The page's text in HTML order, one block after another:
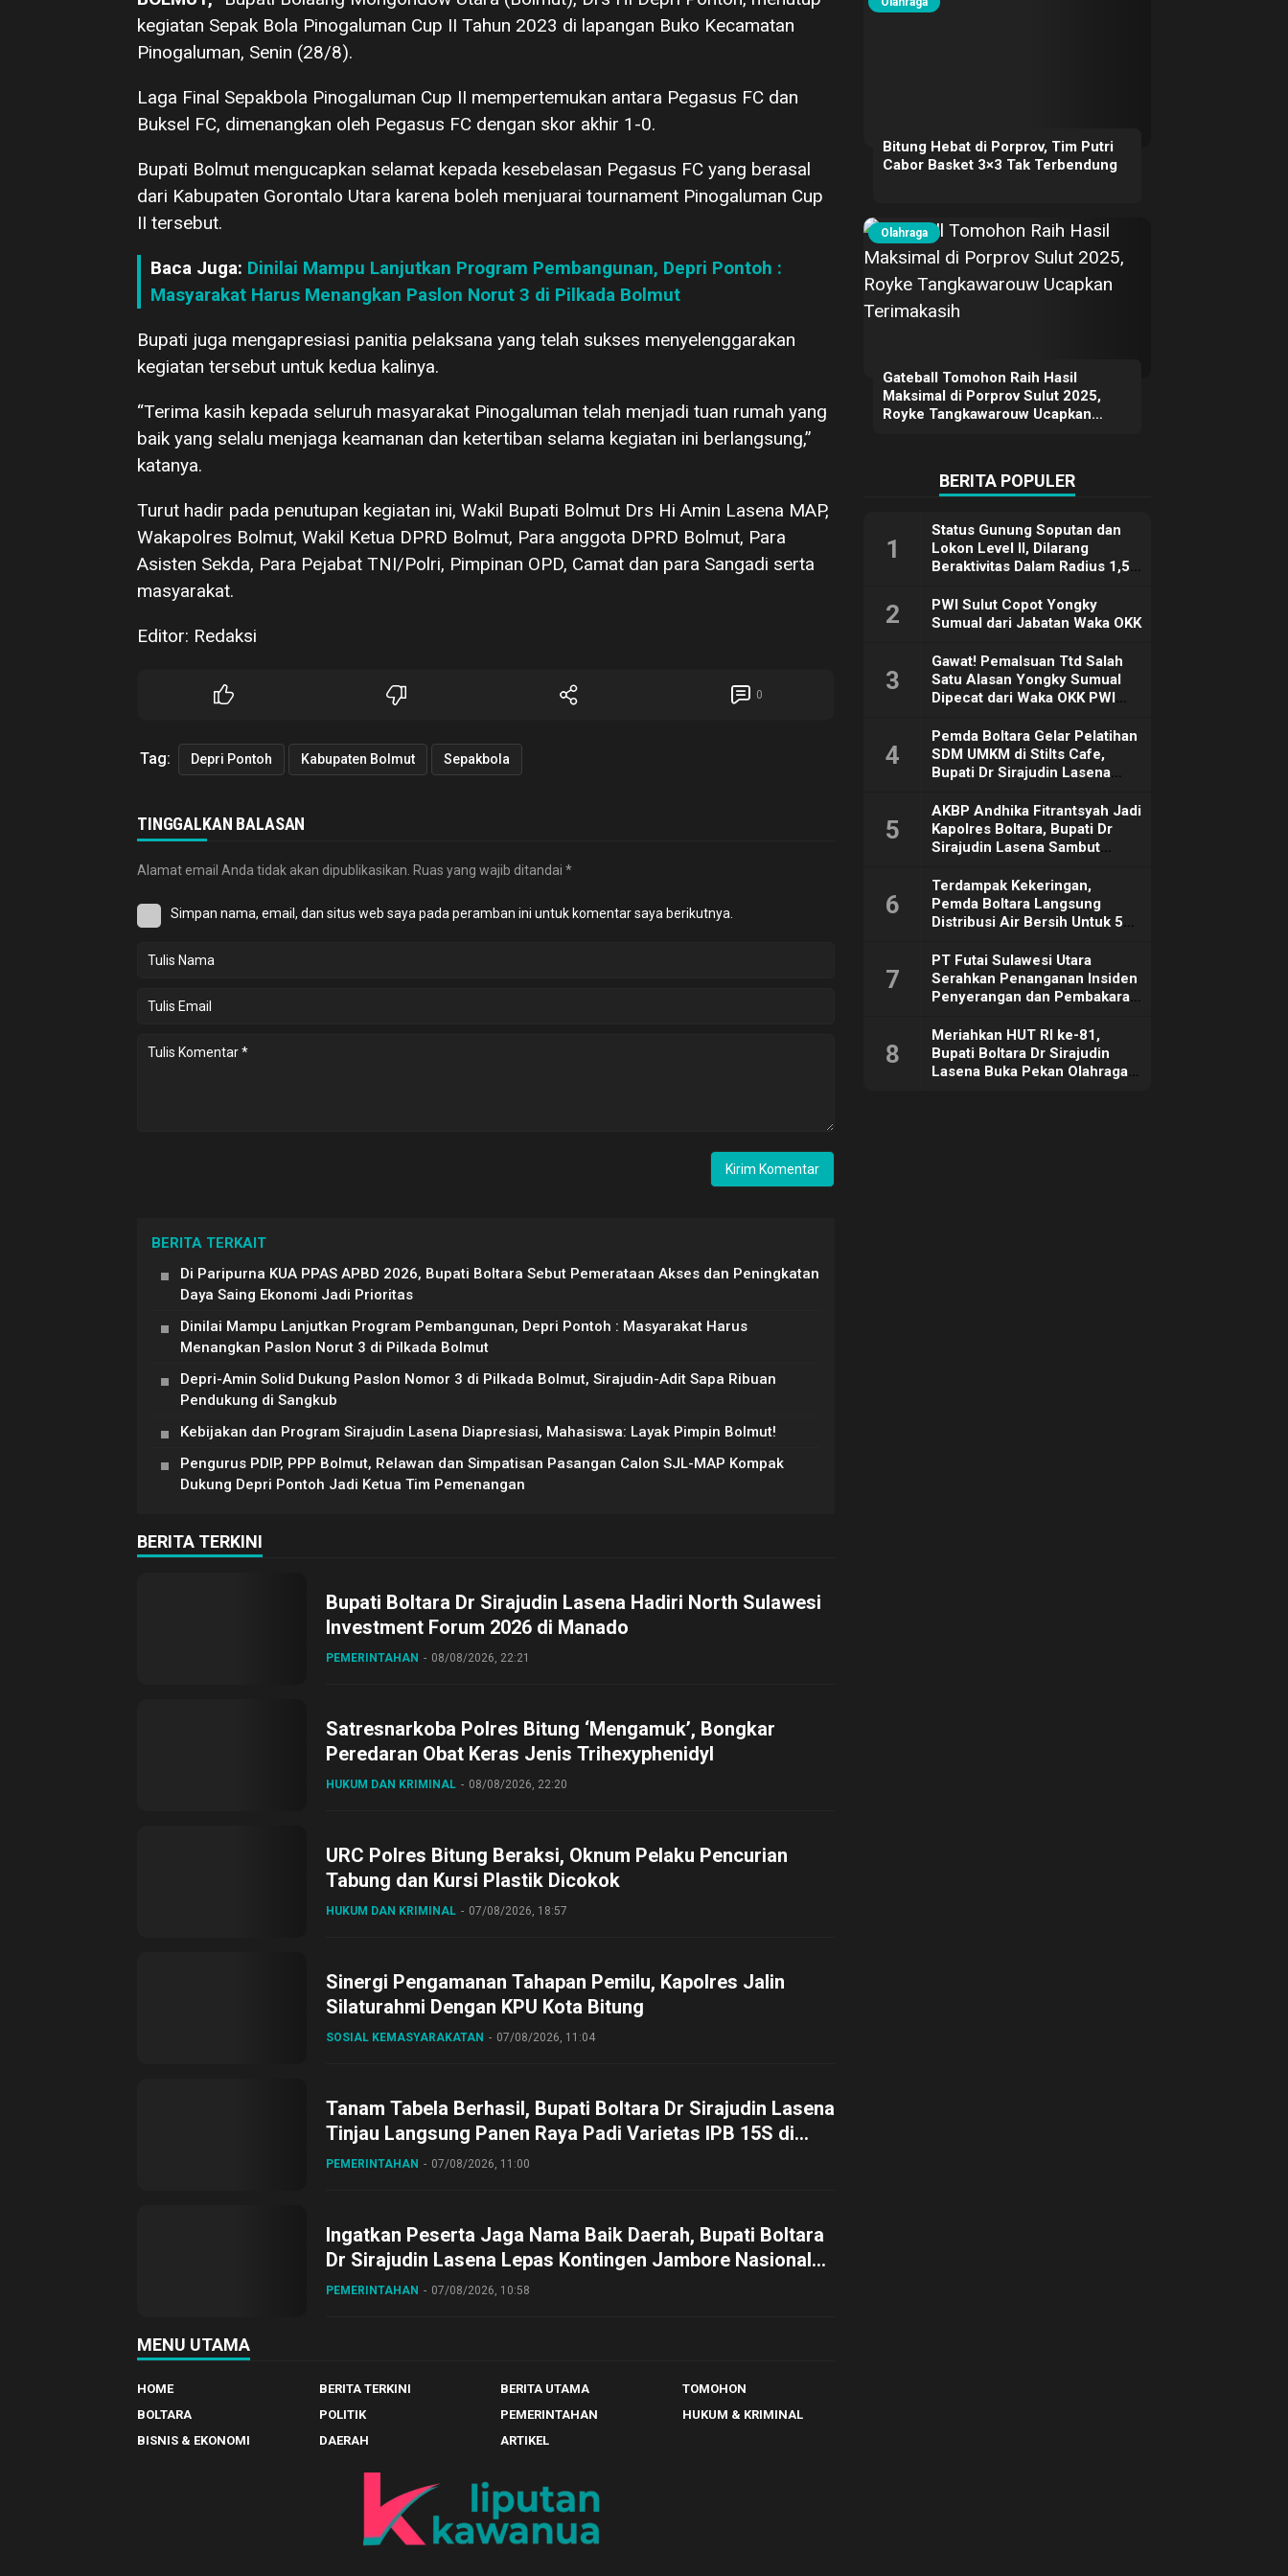
kegiatan Sepak Bola Pinogaluman Cup II Tahun 2023 di lapangan Buko Kecamatan
Pinogaluman, Senin (28/8).
Laga Final Sepakbola Pinogaluman Cup II mempertemukan antara Pegasus FC dan
Buksel FC, dimenangkan oleh Pegasus FC dengan skor akhir 1-0.
Bupati Bolmut mengucapkan selamat kepada kesebelasan Pegasus FC yang berasal
dari Kabupaten Gorontalo Utara karena boleh menjuarai tournament Pinogaluman Cup
II tersebut.
Baca Juga: Dinilai Mampu Lanjutkan Program Pembangunan, Depri Pontoh :
Masyarakat Harus Menangkan Paslon Norut 3 di Pilkada Bolmut
Bupati juga mengapresiasi panitia pelaksana yang telah sukses menyelenggarakan
kegiatan tersebut untuk kedua kalinya.
“Terima kasih kepada seluruh masyarakat Pinogaluman telah menjadi tuan rumah yang
baik yang selalu menjaga keamanan dan ketertiban selama kegiatan ini berlangsung,”
katanya.
Turut hadir pada penutupan kegiatan ini, Wakil Bupati Bolmut Drs Hi Amin Lasena MAP,
Wakapolres Bolmut, Wakil Ketua DPRD Bolmut, Para anggota DPRD Bolmut, Para
Asisten Sekda, Para Pejabat TNI/Polri, Pimpinan OPD, Camat dan para Sangadi serta
masyarakat.
Editor: Redaksi
0
Tag: Depri Pontoh Kabupaten Bolmut Sepakbola
TINGGALKAN BALASAN
Alamat email Anda tidak akan dipublikasikan. Ruas yang wajib ditandai *
Simpan nama, email, dan situs web saya pada peramban ini untuk komentar saya berikutnya.
BERITA TERKAIT
Di Paripurna KUA PPAS APBD 2026, Bupati Boltara Sebut Pemerataan Akses dan Peningkatan
Daya Saing Ekonomi Jadi Prioritas
Dinilai Mampu Lanjutkan Program Pembangunan, Depri Pontoh : Masyarakat Harus
Menangkan Paslon Norut 3 di Pilkada Bolmut
Depri-Amin Solid Dukung Paslon Nomor 3 di Pilkada Bolmut, Sirajudin-Adit Sapa Ribuan
Pendukung di Sangkub
Kebijakan dan Program Sirajudin Lasena Diapresiasi, Mahasiswa: Layak Pimpin Bolmut!
Pengurus PDIP, PPP Bolmut, Relawan dan Simpatisan Pasangan Calon SJL-MAP Kompak
Dukung Depri Pontoh Jadi Ketua Tim Pemenangan
BERITA TERKINI
Bupati Boltara Dr Sirajudin Lasena Hadiri North Sulawesi
Investment Forum 2026 di Manado
PEMERINTAHAN 08/08/2026, 22:21
Satresnarkoba Polres Bitung ‘Mengamuk’, Bongkar
Peredaran Obat Keras Jenis Trihexyphenidyl
HUKUM DAN KRIMINAL 08/08/2026, 22:20
URC Polres Bitung Beraksi, Oknum Pelaku Pencurian
Tabung dan Kursi Plastik Dicokok
HUKUM DAN KRIMINAL 07/08/2026, 18:57
Sinergi Pengamanan Tahapan Pemilu, Kapolres Jalin
Silaturahmi Dengan KPU Kota Bitung
SOSIAL KEMASYARAKATAN 07/08/2026, 11:04
Tanam Tabela Berhasil, Bupati Boltara Dr Sirajudin Lasena
Tinjau Langsung Panen Raya Padi Varietas IPB 15S di
Desa Gihang
PEMERINTAHAN 07/08/2026, 11:00
Ingatkan Peserta Jaga Nama Baik Daerah, Bupati Boltara
Dr Sirajudin Lasena Lepas Kontingen Jambore Nasional
ke XII di Buperta Cibubur
PEMERINTAHAN 07/08/2026, 10:58
MENU UTAMA
HOME BERITA TERKINI BERITA UTAMA
TOMOHON
BOLTARA
POLITIK PEMERINTAHAN
HUKUM & KRIMINAL
BISNIS & EKONOMI
DAERAH ARTIKEL
Bitung Hebat di Porprov, Tim Putri
Cabor Basket 3×3 Tak Terbendung
Olahraga
Gateball Tomohon Raih Hasil
Maksimal di Porprov Sulut 2025,
Royke Tangkawarouw Ucapkan
BERITA POPULER
1
Status Gunung Soputan dan
Lokon Level II, Dilarang
Beraktivitas Dalam Radius 1,5
2
PWI Sulut Copot Yongky
Sumual dari Jabatan Waka OKK
3
Gawat! Pemalsuan Ttd Salah
Satu Alasan Yongky Sumual
Dipecat dari Waka OKK PWI
4
Pemda Boltara Gelar Pelatihan
SDM UMKM di Stilts Cafe,
Bupati Dr Sirajudin Lasena
Dorong Ekonomi Daerah
5
AKBP Andhika Fitrantsyah Jadi
Kapolres Boltara, Bupati Dr
Sirajudin Lasena Sambut
6
Terdampak Kekeringan,
Pemda Boltara Langsung
Distribusi Air Bersih Untuk 50
7
PT Futai Sulawesi Utara
Serahkan Penanganan Insiden
Penyerangan dan Pembakaran
8
Meriahkan HUT RI ke-81,
Bupati Boltara Dr Sirajudin
Lasena Buka Pekan Olahraga